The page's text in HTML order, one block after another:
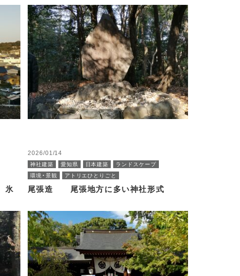
氷
2026/01/14
神社建築 愛知県 日本建築
ランドスケープ
環境・景観
アトリエひとりごと
尾張造 尾張地方に多い神社形式